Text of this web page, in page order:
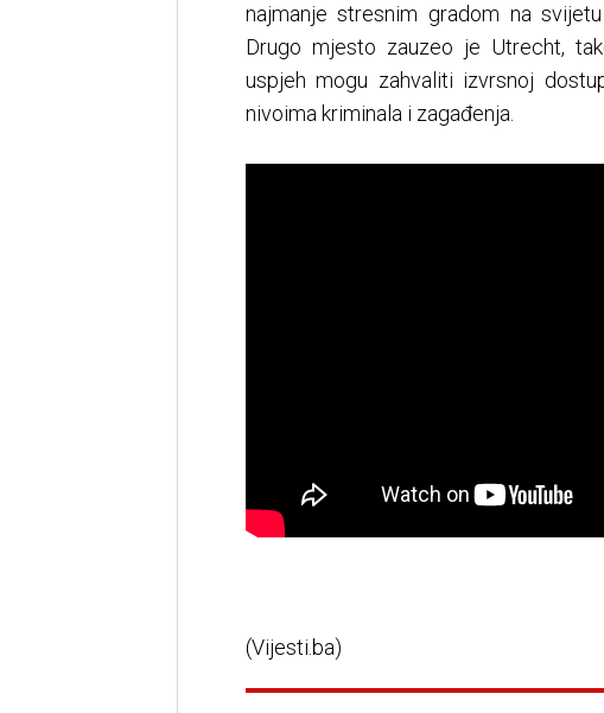
najmanje stresnim gradom na
Drugo mjesto zauzeo je Utrecht,
uspjeh mogu zahvaliti izvrsnoj
nivoima kriminala i zagađenja.
(Vijesti.ba)